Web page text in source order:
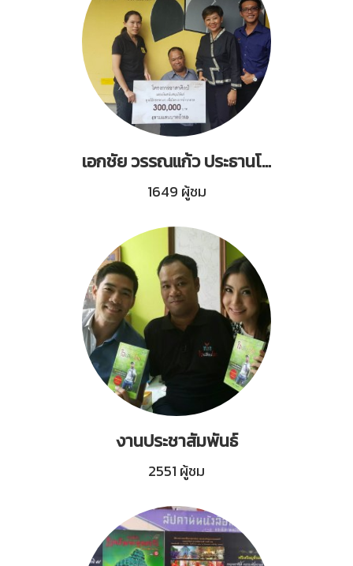
เอกชัย วรรณแก้ว ประธานโครงการอาสาศิลป์มอบเงินสนับสนุนมูลนิธิกระจกเงา
1649 ผู้ชม
งานประชาสัมพันธ์
2551 ผู้ชม